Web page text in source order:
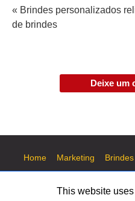
« Brindes personalizados
de brindes
Deixe um
Home Marketing Brindes
Todos os
This website